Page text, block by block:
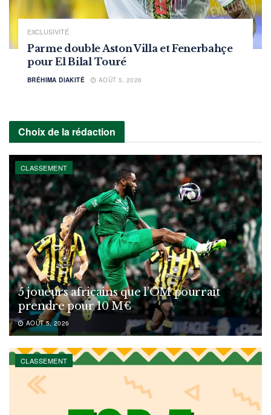
EXCLUSIVITÉ
Parme double Aston Villa et Fenerbahçe
pour El Bilal Touré
BRÉHIMA DIAKITÉ AOÛT 5, 2026
Choix de la rédaction
CLASSEMENT
5 joueurs africains que l’OM pourrait
prendre pour 10 M€
AOÛT 5, 2026
CLASSEMENT